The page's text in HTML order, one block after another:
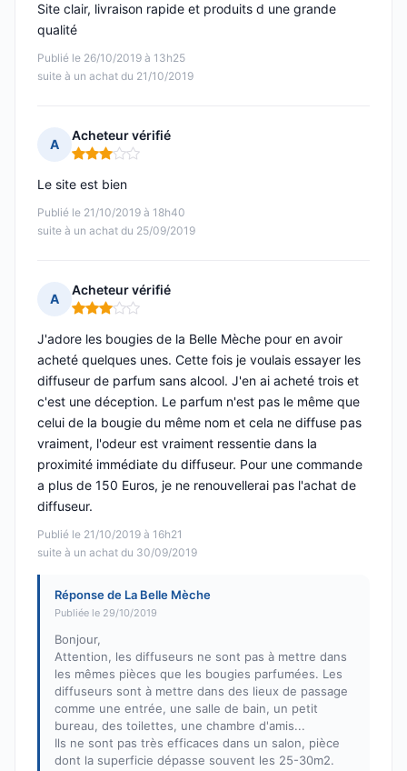
Publié le 26/10/2019 à 13h25
suite à un achat du 21/10/2019
Site clair, livraison rapide et produits d une grande
qualité
A
Acheteur vérifié
Note : 3 sur 5
Publié le 21/10/2019 à 18h40
suite à un achat du 25/09/2019
Le site est bien
A
Acheteur vérifié
Note : 3 sur 5
Publié le 21/10/2019 à 16h21
suite à un achat du 30/09/2019
J'adore les bougies de la Belle Mèche pour en avoir
acheté quelques unes. Cette fois je voulais essayer les
diffuseur de parfum sans alcool. J'en ai acheté trois et
c'est une déception. Le parfum n'est pas le même que
celui de la bougie du même nom et cela ne diffuse pas
vraiment, l'odeur est vraiment ressentie dans la
proximité immédiate du diffuseur. Pour une commande
a plus de 150 Euros, je ne renouvellerai pas l'achat de
diffuseur.
Réponse de La Belle Mèche
Publiée le 29/10/2019
Bonjour,
Attention, les diffuseurs ne sont pas à mettre dans
les mêmes pièces que les bougies parfumées. Les
diffuseurs sont à mettre dans des lieux de passage
comme une entrée, une salle de bain, un petit
bureau, des toilettes, une chambre d'amis...
Ils ne sont pas très efficaces dans un salon, pièce
dont la superficie dépasse souvent les 25-30m2.